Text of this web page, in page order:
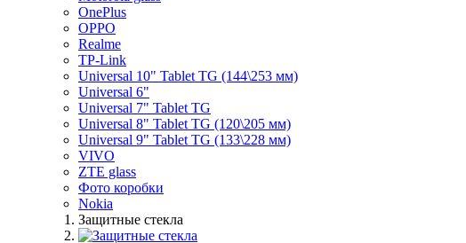
OnePlus
OPPO
Realme
TP-Link
Universal 10" Tablet TG (144\253 мм)
Universal 6"
Universal 7" Tablet TG
Universal 8" Tablet TG (120\205 мм)
Universal 9" Tablet TG (133\228 мм)
VIVO
ZTE glass
Фото коробки
Nokia
Защитные стекла